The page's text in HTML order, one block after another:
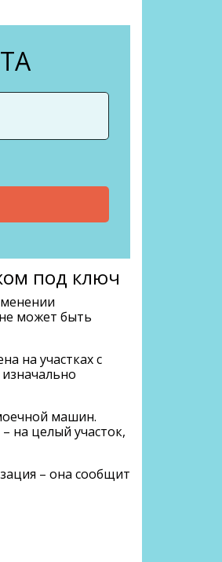
под ключ
может быть
на участках с
машин.
на целый участок,
– она сообщит